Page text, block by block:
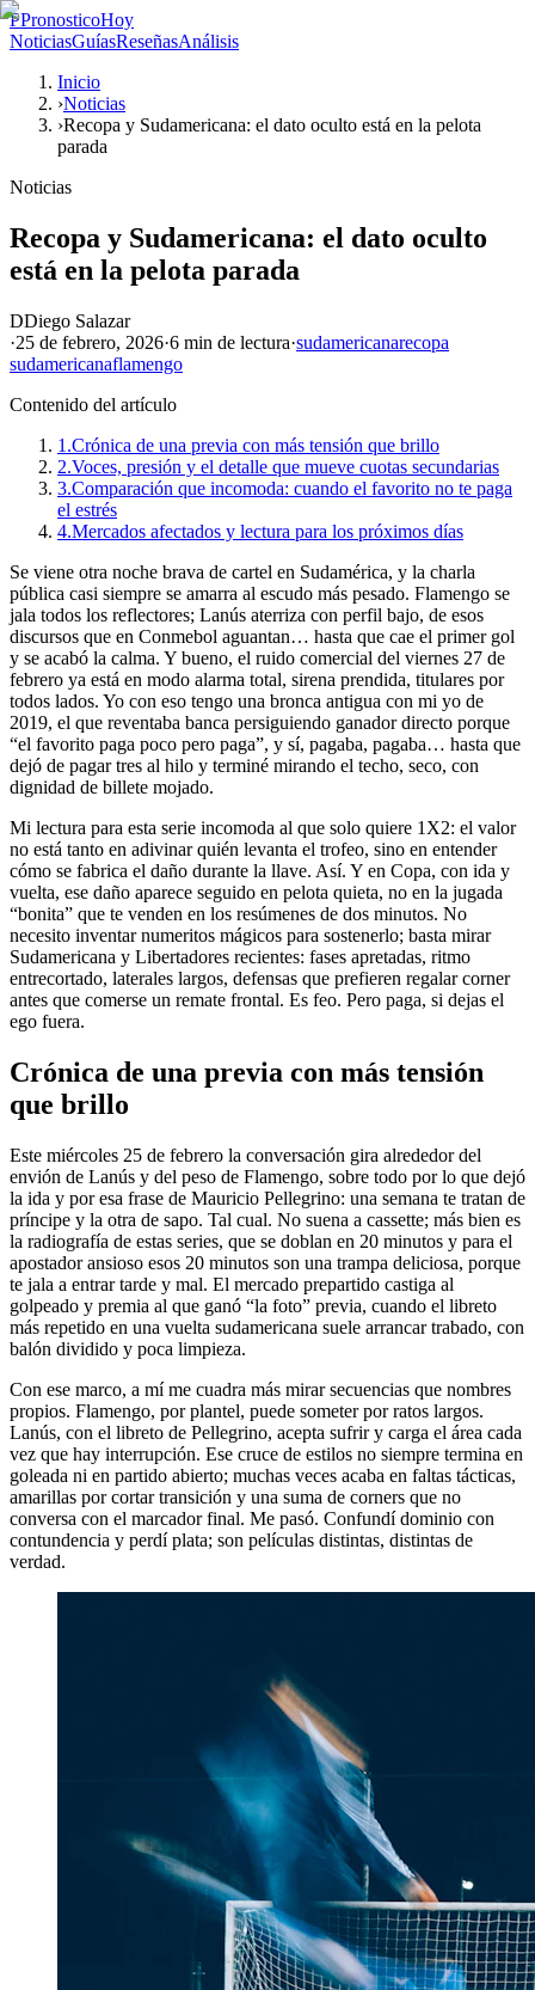
PPronosticoHoy
NoticiasGuíasReseñasAnálisis
Inicio
›Noticias
›Recopa y Sudamericana: el dato oculto está en la pelota
parada
Noticias
Recopa y Sudamericana: el dato oculto
está en la pelota parada
DDiego Salazar
·25 de febrero, 2026·6 min de lectura·sudamericanarecopa
sudamericanaflamengo
Contenido del artículo
1.Crónica de una previa con más tensión que brillo
2.Voces, presión y el detalle que mueve cuotas secundarias
3.Comparación que incomoda: cuando el favorito no te paga
el estrés
4.Mercados afectados y lectura para los próximos días
Se viene otra noche brava de cartel en Sudamérica, y la charla
pública casi siempre se amarra al escudo más pesado. Flamengo se
jala todos los reflectores; Lanús aterriza con perfil bajo, de esos
discursos que en Conmebol aguantan… hasta que cae el primer gol
y se acabó la calma. Y bueno, el ruido comercial del viernes 27 de
febrero ya está en modo alarma total, sirena prendida, titulares por
todos lados. Yo con eso tengo una bronca antigua con mi yo de
2019, el que reventaba banca persiguiendo ganador directo porque
“el favorito paga poco pero paga”, y sí, pagaba, pagaba… hasta que
dejó de pagar tres al hilo y terminé mirando el techo, seco, con
dignidad de billete mojado.
Mi lectura para esta serie incomoda al que solo quiere 1X2: el valor
no está tanto en adivinar quién levanta el trofeo, sino en entender
cómo se fabrica el daño durante la llave. Así. Y en Copa, con ida y
vuelta, ese daño aparece seguido en pelota quieta, no en la jugada
“bonita” que te venden en los resúmenes de dos minutos. No
necesito inventar numeritos mágicos para sostenerlo; basta mirar
Sudamericana y Libertadores recientes: fases apretadas, ritmo
entrecortado, laterales largos, defensas que prefieren regalar corner
antes que comerse un remate frontal. Es feo. Pero paga, si dejas el
ego fuera.
Crónica de una previa con más tensión
que brillo
Este miércoles 25 de febrero la conversación gira alrededor del
envión de Lanús y del peso de Flamengo, sobre todo por lo que dejó
la ida y por esa frase de Mauricio Pellegrino: una semana te tratan de
príncipe y la otra de sapo. Tal cual. No suena a cassette; más bien es
la radiografía de estas series, que se doblan en 20 minutos y para el
apostador ansioso esos 20 minutos son una trampa deliciosa, porque
te jala a entrar tarde y mal. El mercado prepartido castiga al
golpeado y premia al que ganó “la foto” previa, cuando el libreto
más repetido en una vuelta sudamericana suele arrancar trabado, con
balón dividido y poca limpieza.
Con ese marco, a mí me cuadra más mirar secuencias que nombres
propios. Flamengo, por plantel, puede someter por ratos largos.
Lanús, con el libreto de Pellegrino, acepta sufrir y carga el área cada
vez que hay interrupción. Ese cruce de estilos no siempre termina en
goleada ni en partido abierto; muchas veces acaba en faltas tácticas,
amarillas por cortar transición y una suma de corners que no
conversa con el marcador final. Me pasó. Confundí dominio con
contundencia y perdí plata; son películas distintas, distintas de
verdad.